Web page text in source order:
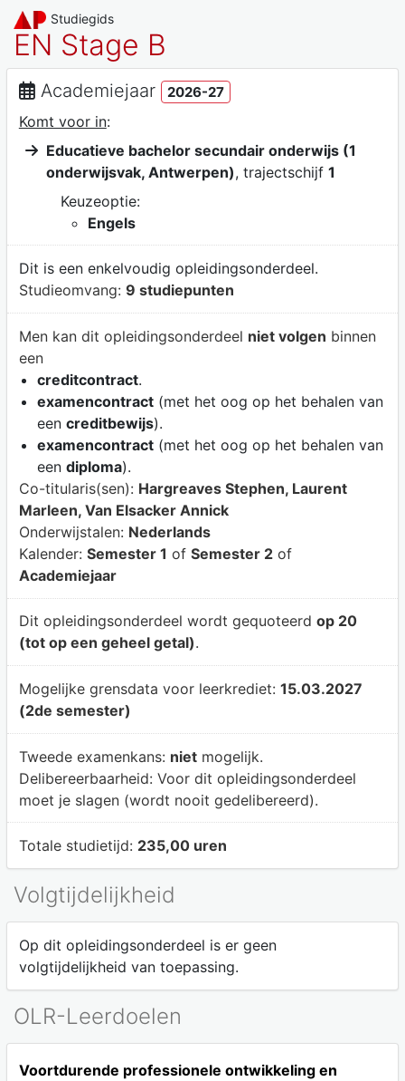
Studiegids
EN Stage B
Academiejaar 2026-27
Komt voor in:
Educatieve bachelor secundair onderwijs (1
onderwijsvak, Antwerpen), trajectschijf 1
Keuzeoptie:
Engels
Dit is een enkelvoudig opleidingsonderdeel.
Studieomvang: 9 studiepunten
Men kan dit opleidingsonderdeel niet volgen binnen
een
creditcontract.
examencontract(met het oog op het behalen van
een creditbewijs).
examencontract(met het oog op het behalen van
een diploma).
Co-titularis(sen): Hargreaves Stephen, Laurent
Marleen, Van Elsacker Annick
Onderwijstalen: Nederlands
Kalender: Semester 1 of Semester 2of
Academiejaar
Dit opleidingsonderdeel wordt gequoteerd op 20
(tot op een geheel getal).
Mogelijke grensdata voor leerkrediet: 15.03.2027
(2de semester)
Tweede examenkans: nietmogelijk.
Delibereerbaarheid: Voor dit opleidingsonderdeel
moet je slagen (wordt nooit gedelibereerd).
Totale studietijd: 235,00 uren
Volgtijdelijkheid
Op dit opleidingsonderdeel is er geen
volgtijdelijkheid van toepassing.
OLR-Leerdoelen
Voortdurende professionele ontwikkeling en